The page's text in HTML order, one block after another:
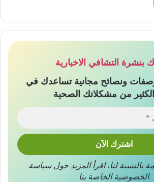
بنشرة التشافي الاخبارية
ونصائح مجانية تساعدك في
من مشكلاتك الصحية
لنا،اقرأ المزيد حولسياسة
الخصوصيةالخاصة بنا